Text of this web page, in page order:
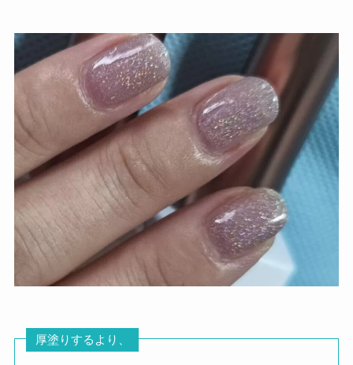
厚塗りするより、